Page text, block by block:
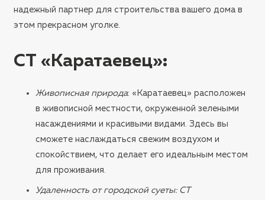
надежный партнер для строительства вашего дома в
этом прекрасном уголке.
СТ «Каратаевец»:
Живописная природа: «Каратаевец» расположен
в живописной местности, окруженной зелеными
насаждениями и красивыми видами. Здесь вы
сможете наслаждаться свежим воздухом и
спокойствием, что делает его идеальным местом
для проживания.
Удаленность от городской суеты: СТ